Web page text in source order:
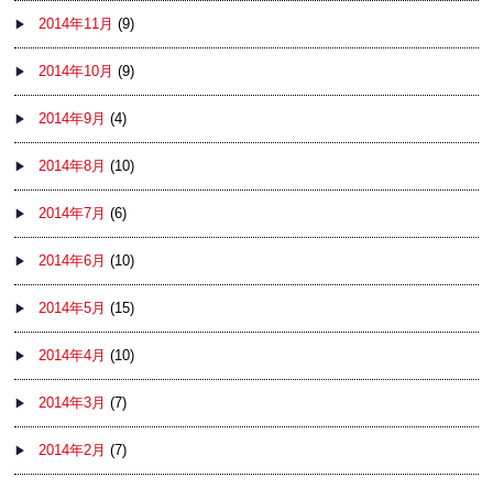
2014年11月 (9)
2014年10月 (9)
2014年9月 (4)
2014年8月 (10)
2014年7月 (6)
2014年6月 (10)
2014年5月 (15)
2014年4月 (10)
2014年3月 (7)
2014年2月 (7)